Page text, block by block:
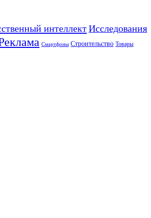
интеллектИсследования
Смартфоны Строительство Товары